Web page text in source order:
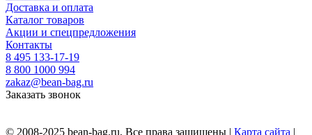
Доставка и оплата
Каталог товаров
Акции и спецпредложения
Контакты
8 495 133-17-19
8 800 1000 994
zakaz@bean-bag.ru
Заказать звонок
© 2008-2025 bean-bag.ru, Все права защищены | Карта сайта |